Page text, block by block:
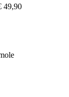
49,90